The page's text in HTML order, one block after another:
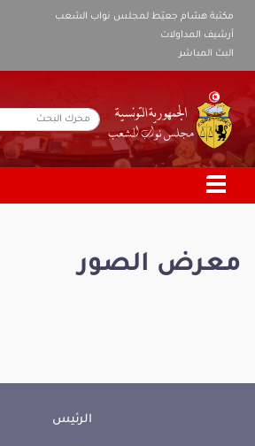
مكتبة هشام جعيّط لمجلس نواب الشعب
أرشيف المداولات
البث المباشر
معرض الصور
الرئيس